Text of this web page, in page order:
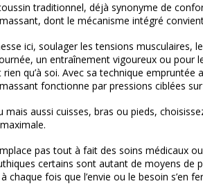
traditionnel, déjà synonyme de
dont le mécanisme intégré
ici, soulager les tensions musculaires,
un entraînement vigoureux ou pour
qu’à soi. Avec sa technique empruntée
fonctionne par pressions ciblées
mais aussi cuisses, bras ou pieds,
pas tout à fait des soins médicaux
certains sont autant de moyens de
chaque fois que l’envie ou le besoin s’en